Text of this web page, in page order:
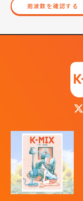
周波数を確認する